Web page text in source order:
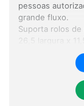
pessoas
grande fluxo.
Suporta rolos
26,5 largura x